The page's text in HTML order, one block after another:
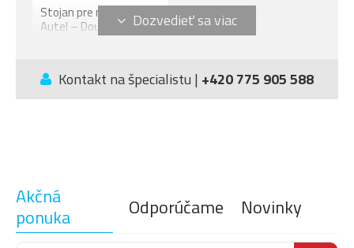
Kontakt na špecialistu | +420 775 905 588
Stojan pre nabíjačky
Autel – Double
Akčná
ponuka Odporúčame Novinky